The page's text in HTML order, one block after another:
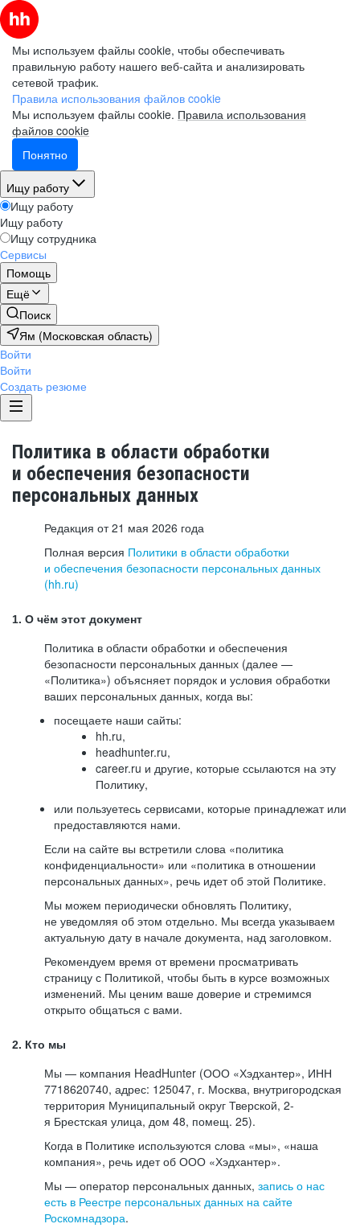
Мы используем файлы cookie, чтобы обеспечивать
правильную работу нашего веб-сайта и анализировать
сетевой трафик.
Правила использования файлов cookie
Мы используем файлы cookie. Правила использования
файлов cookie
Понятно
Ищу работу
Ищу работу
Ищу работу
Ищу сотрудника
Сервисы
Помощь
Ещё
Поиск
Ям (Московская область)
Войти
Войти
Создать резюме
Политика в области обработки
и обеспечения безопасности
персональных данных
Редакция от 21 мая 2026 года
Полная версия Политики в области обработки
и обеспечения безопасности персональных данных
(hh.ru)
1. О чём этот документ
Политика в области обработки и обеспечения
безопасности персональных данных (далее —
«Политика») объясняет порядок и условия обработки
ваших персональных данных, когда вы:
посещаете наши сайты:
hh.ru,
headhunter.ru,
career.ru и другие, которые ссылаются на эту
Политику,
или пользуетесь сервисами, которые принадлежат или
предоставляются нами.
Если на сайте вы встретили слова «политика
конфиденциальности» или «политика в отношении
персональных данных», речь идет об этой Политике.
Мы можем периодически обновлять Политику,
не уведомляя об этом отдельно. Мы всегда указываем
актуальную дату в начале документа, над заголовком.
Рекомендуем время от времени просматривать
страницу с Политикой, чтобы быть в курсе возможных
изменений. Мы ценим ваше доверие и стремимся
открыто общаться с вами.
2. Кто мы
Мы — компания HeadHunter (ООО «Хэдхантер», ИНН
7718620740, адрес: 125047, г. Москва, внутригородская
территория Муниципальный округ Тверской, 2-
я Брестская улица, дом 48, помещ. 25).
Когда в Политике используются слова «мы», «наша
компания», речь идет об ООО «Хэдхантер».
Мы — оператор персональных данных, запись о нас
есть в Реестре персональных данных на сайте
Роскомнадзора.